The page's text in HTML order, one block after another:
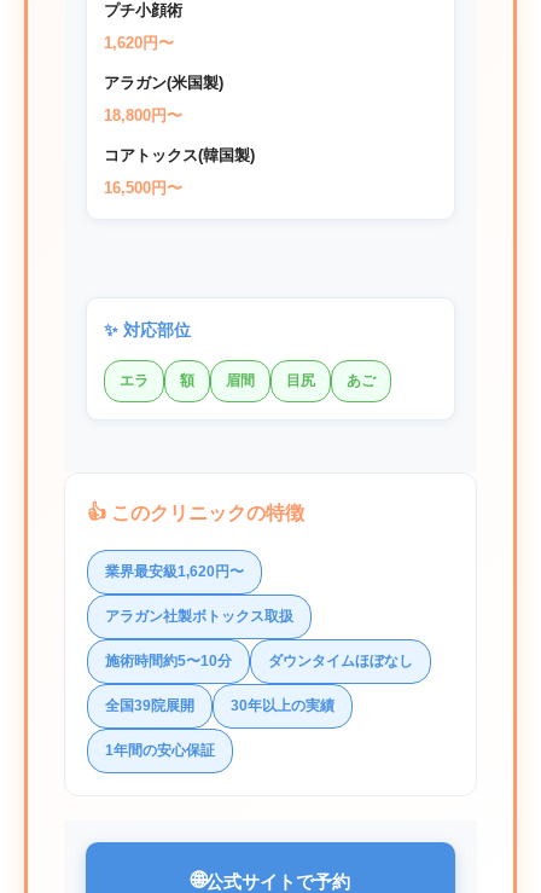
プチ小顔術
1,620円〜
アラガン(米国製)
18,800円〜
コアトックス(韓国製)
16,500円〜
✨ 対応部位
エラ 額 眉間 目尻 あご
👍 このクリニックの特徴
業界最安級1,620円〜
アラガン社製ボトックス取扱
施術時間約5〜10分 ダウンタイムほぼなし
全国39院展開 30年以上の実績
1年間の安心保証
🌐公式サイトで予約